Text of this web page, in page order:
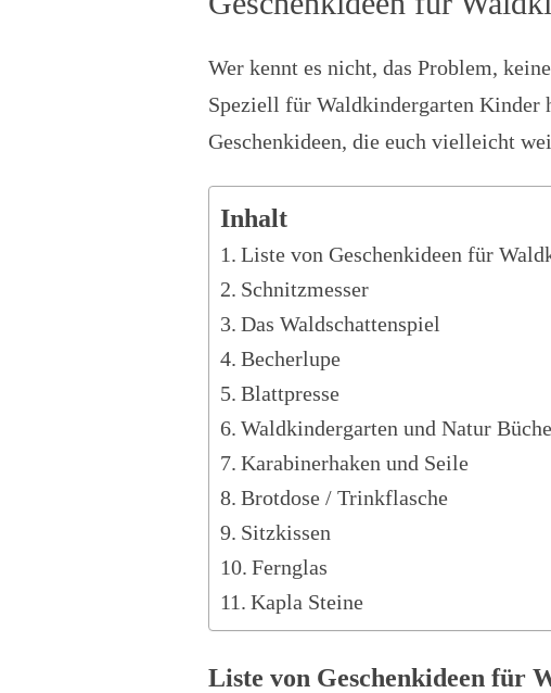
Wer kennt es nicht, das Problem,
Speziell für Waldkindergarten Kinder
Geschenkideen, die euch vielleicht
Inhalt
Liste von Geschenkideen für
Schnitzmesser
Das Waldschattenspiel
Becherlupe
Blattpresse
Waldkindergarten und Natur
Karabinerhaken und Seile
Brotdose / Trinkflasche
Sitzkissen
Fernglas
Kapla Steine
Liste von Geschenkideen für